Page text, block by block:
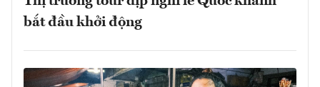
bắt đầu khởi động